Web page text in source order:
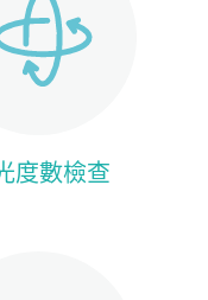
度數檢查